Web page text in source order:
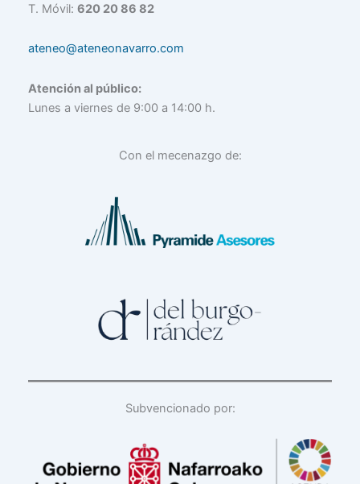
T. Móvil: 620 20 86 82
ateneo@ateneonavarro.com
Atención al público:
Lunes a viernes de 9:00 a 14:00 h.
Con el mecenazgo de:
Subvencionado por: